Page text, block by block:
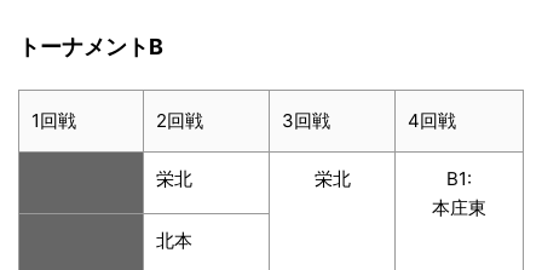
トーナメントB
1回戦 2回戦 3回戦 4回戦
栄北 栄北
B1:
本庄東
北本